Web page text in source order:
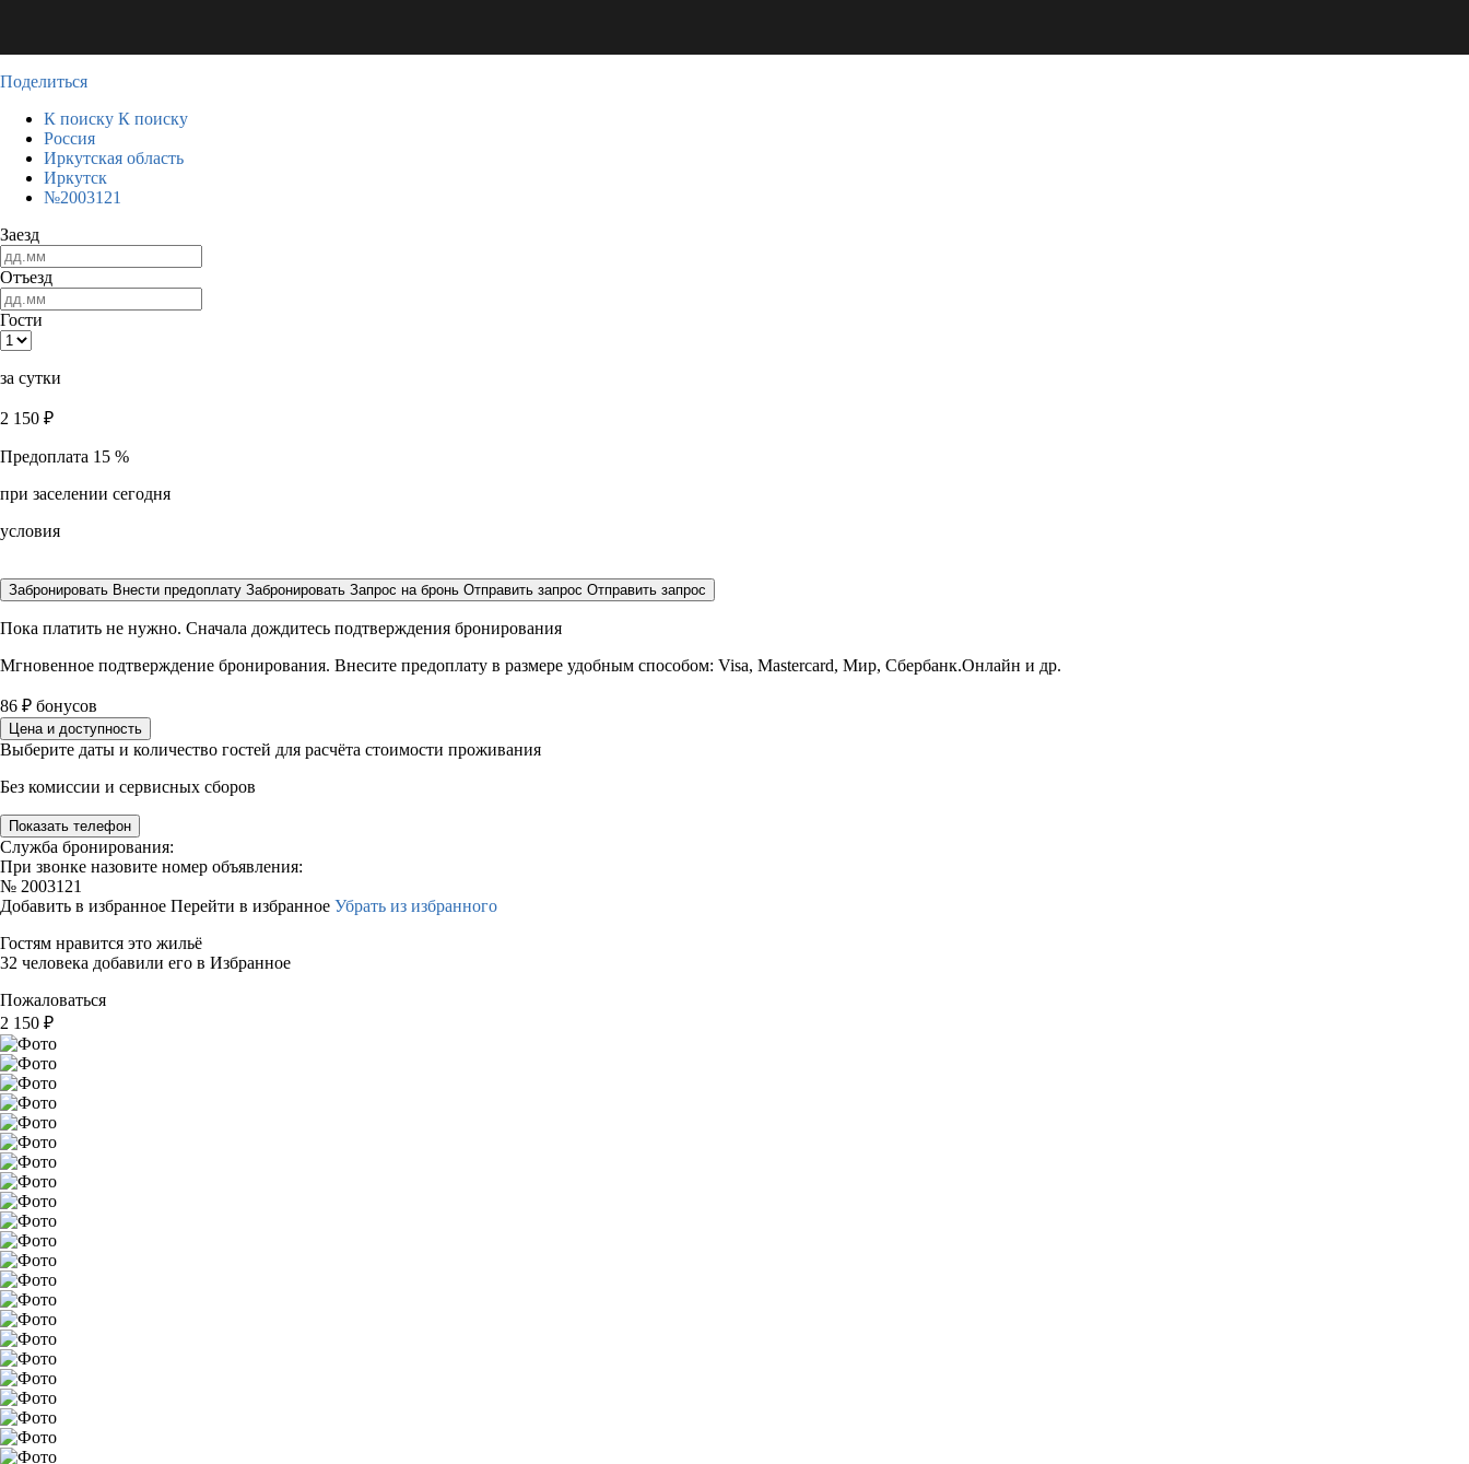
Поделиться
К поиску К поиску
Россия
Иркутская область
Иркутск
№2003121
Заезд
Отъезд
Гости
за сутки
2 150 ₽
Предоплата 15 %
при заселении сегодня
условия
Забронировать Внести предоплату Забронировать Запрос на бронь Отправить запрос Отправить запрос
Пока платить не нужно. Сначала дождитесь подтверждения бронирования
Мгновенное подтверждение бронирования. Внесите предоплату в размере удобным способом: Visa, Mastercard, Мир, Сбербанк.Онлайн и др.
86 ₽ бонусов
Цена и доступность
Выберите даты и количество гостей для расчёта стоимости проживания
Без комиссии и сервисных сборов
Показать телефон
Служба бронирования:
При звонке назовите номер объявления:
№ 2003121
Добавить в избранное Перейти в избранное Убрать из избранного
Гостям нравится это жильё
32 человека добавили его в Избранное
Пожаловаться
2 150 ₽